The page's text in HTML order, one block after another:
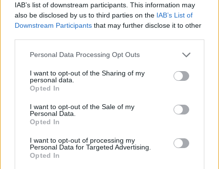
IAB’s list of downstream participants. This information may
also be disclosed by us to third parties on the IAB’s List of
Downstream Participants that may further disclose it to other
Please note that this website/app uses one or more Google
not limited to your visit or usage behaviour. You may click to
grant or deny consent to Google and its third-party tags to
use your data for below specified purposes in below Google
consent section.
Personal Data Processing Opt Outs
I want to opt-out of the Sharing of my
personal data.
Opted In
I want to opt-out of the Sale of my
Personal Data.
Opted In
I want to opt-out of processing my
Personal Data for Targeted Advertising.
Opted In
Dual κάμερα
10MP f/1.9 Dual Pixel AF (4K video) με
8MP f/2.2 Live Focus, Dual Pixel AF
Αισθητήρας δακτυλικών αποτυπωμάτων στο πλάι
4G LTE, 5G επιλογή
Διπλή μπαταρία 4380mAh